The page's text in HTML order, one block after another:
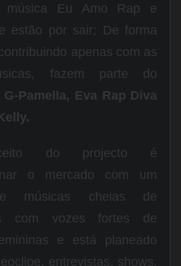
música Eu Amo Rap e
estão por sair; De forma
apenas com as
fazem parte do
G-Pamella, Eva Rap Diva
do projecto é
o mercado com um
músicas cheias de
com vozes fortes de
e está planeado
entrevistas, shows,